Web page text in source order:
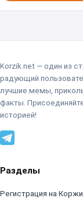
Korzik.net — один из
радующий
лучшие мемы,
факты.
историей!
Разделы
Регистрация на